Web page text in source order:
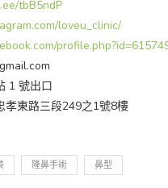
tbB5ndP
loveu_clinic/
1 號出口
孝東路三段249之1號8樓
隆鼻手術 鼻型